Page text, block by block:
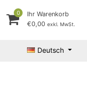
0
Ihr Warenkorb
€0,00 exkl. MwSt.
Deutsch